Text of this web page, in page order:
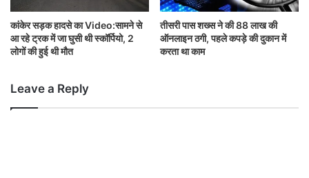
कांकेर सड़क हादसे का Video:सामने से
आ रहे ट्रक में जा घुसी थी स्कॉर्पियो, 2
लोगों की हुई थी मौत
तीसरी पास शख्स ने की 88 लाख की
ऑनलाइन ठगी, पहले कपड़े की दुकान में
करता था काम
Leave a Reply